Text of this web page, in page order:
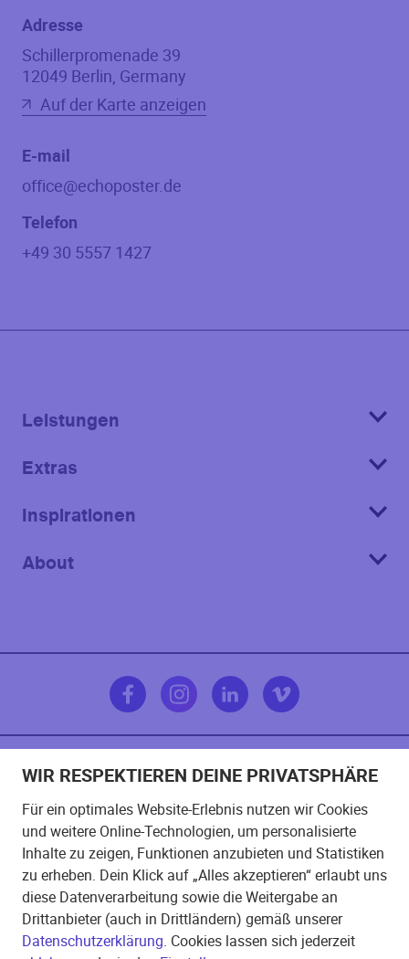
WIR RESPEKTIEREN DEINE PRIVATSPHÄRE
Für ein optimales Website-Erlebnis nutzen wir Cookies
und weitere Online-Technologien, um personalisierte
Inhalte zu zeigen, Funktionen anzubieten und Statistiken
zu erheben. Dein Klick auf „Alles akzeptieren“ erlaubt uns
diese Datenverarbeitung sowie die Weitergabe an
Drittanbieter (auch in Drittländern) gemäß unserer
Datenschutzerklärung. Cookies lassen sich jederzeit
Adresse
Schillerpromenade 39
12049 Berlin, Germany
Auf der Karte anzeigen
E-mail
office@echoposter.de
Telefon
+49 30 5557 1427
Leistungen
Extras
Inspirationen
About
AGB
Datenschutzerklärung
Cookie